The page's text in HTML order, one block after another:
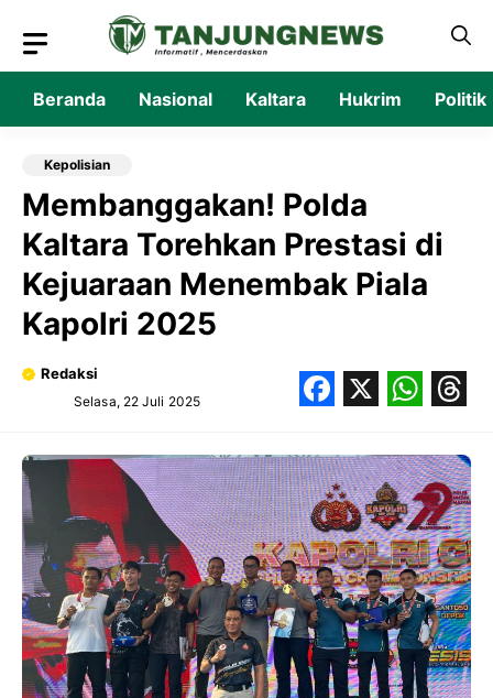
isi
Beranda Nasional Kaltara Hukrim Politik
Kepolisian
Membanggakan! Polda
Kaltara Torehkan Prestasi di
Kejuaraan Menembak Piala
Kapolri 2025
Redaksi
Selasa, 22 Juli 2025